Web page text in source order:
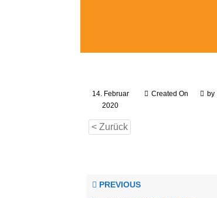
Created On
14. Februar
2020
by
< Zurück
PREVIOUS